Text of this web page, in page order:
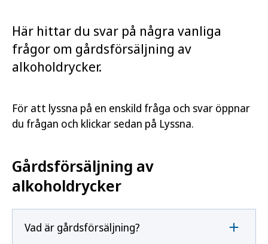
Här hittar du svar på några vanliga
frågor om gårdsförsäljning av
alkoholdrycker.
För att lyssna på en enskild fråga och svar öppnar
du frågan och klickar sedan på Lyssna.
Gårdsförsäljning av
alkoholdrycker
Vad är gårdsförsäljning?